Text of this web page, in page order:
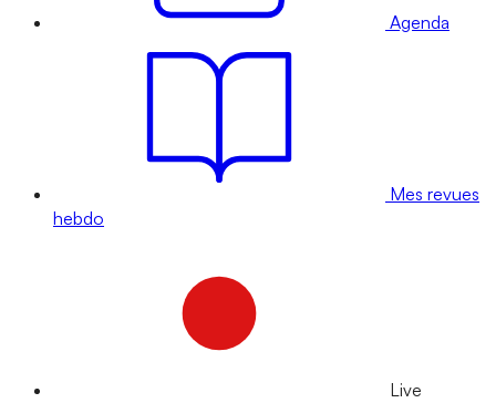
Agenda
Mes revues
hebdo
Live